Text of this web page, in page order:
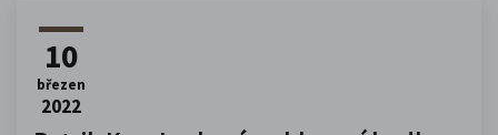
10
březen
2022